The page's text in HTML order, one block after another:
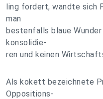
ling fordert, wandte sich
man
bestenfalls blaue
konsolidie-
ren und keinen
Als kokett bezeichnete
Oppositions-